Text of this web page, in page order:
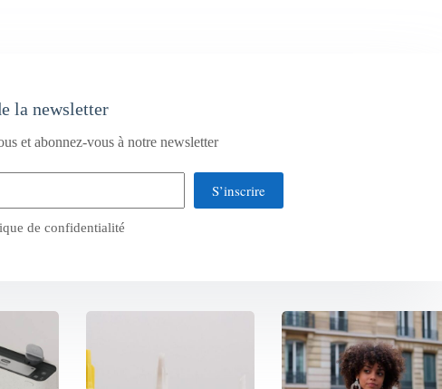
la newsletter
et abonnez-vous à notre newsletter
S’inscrire
de confidentialité